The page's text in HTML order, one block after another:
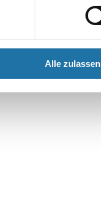
Alle zulassen